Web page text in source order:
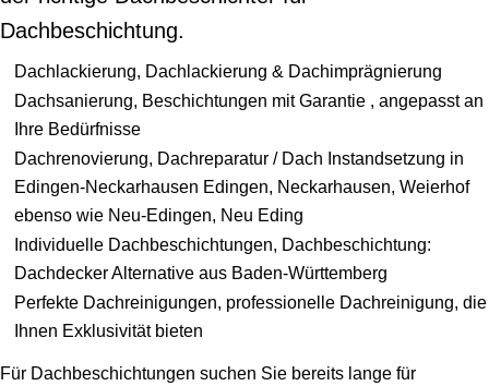
Dachbeschichtung.
Dachlackierung, Dachlackierung & Dachimprägnierung
Dachsanierung, Beschichtungen mit Garantie , angepasst an
Ihre Bedürfnisse
Dachrenovierung, Dachreparatur / Dach Instandsetzung in
Edingen-Neckarhausen Edingen, Neckarhausen, Weierhof
ebenso wie Neu-Edingen, Neu Eding
Individuelle Dachbeschichtungen, Dachbeschichtung:
Dachdecker Alternative aus Baden-Württemberg
Perfekte Dachreinigungen, professionelle Dachreinigung, die
Ihnen Exklusivität bieten
Für Dachbeschichtungen suchen Sie bereits lange für